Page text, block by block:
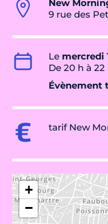
New
9 rue des
Le mercredi
De 20 h à 22
Évènement
tarif New
+
−